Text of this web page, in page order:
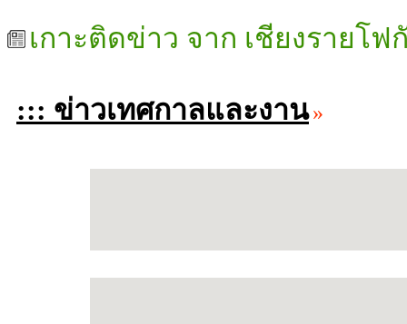
เกาะติดข่าว จาก เชียงรายโฟ
::: ข่าวเทศกาลและงาน»